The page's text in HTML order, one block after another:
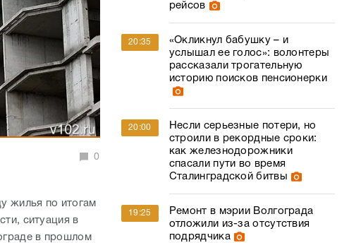
0
жилья по итогам
ситуация в
в прошлом
рейсов
20:35
«Окликнул бабушку – и
услышал ее голос»: волонтеры
рассказали трогательную
историю поисков пенсионерки
20:00
Несли серьезные потери, но
строили в рекордные сроки:
как железнодорожники
спасали пути во время
Сталинградской битвы
19:25
Ремонт в мэрии Волгограда
отложили из-за отсутствия
подрядчика